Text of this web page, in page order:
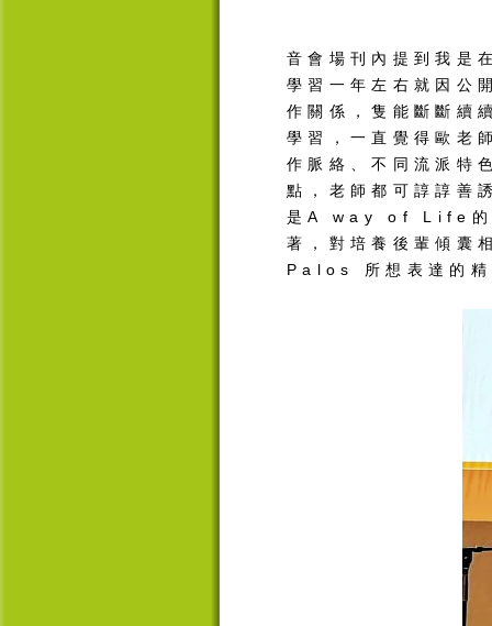
音會場刊內提到我是
學習一年左右就因公
作關係，隻能斷斷續
學習，一直覺得歐老
作脈絡、不同流派特
點，老師都可諄諄善
是A way of Life
著，對培養後輩傾囊
Palos 所想表達的